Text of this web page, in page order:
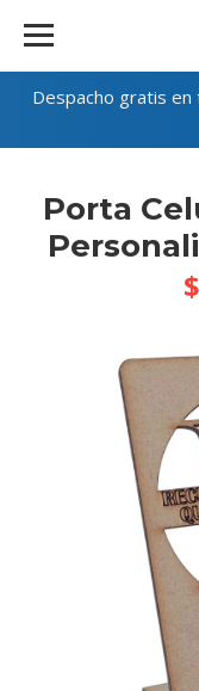
Despacho gratis
Porta